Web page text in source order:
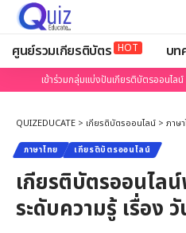
ศูนย์รวมเกียรติบัตร HOT บท
เข้าร่วมกลุ่มแบ่งปันเกียรติบัตรออนไ
QUIZEDUCATE > เกียรติบัตรออนไลน์ > ภาษ
ภาษาไทย เกียรติบัตรออนไลน์
เกียรติบัตรออนไล
ระดับความรู้ เรื่อง